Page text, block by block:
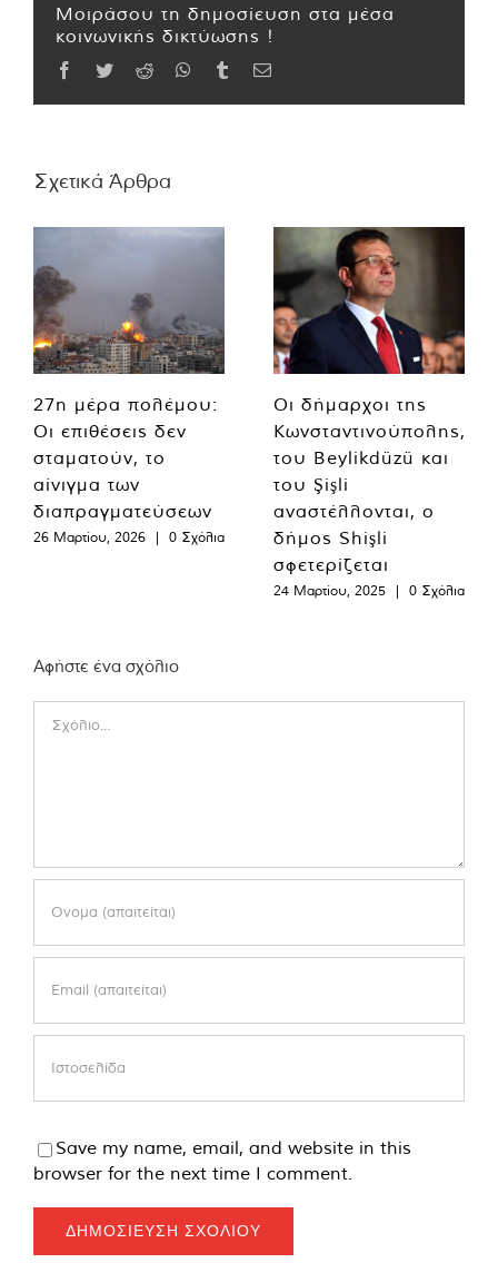
Μοιράσου τη δημοσίευση στα μέσα
κοινωνικής δικτύωσης !
Facebook
TwitterReddit WhatsApp
TumblrEmail
Σχετικά Άρθρα
27η μέρα πολέμου:
Οι επιθέσεις δεν
σταματούν, το
αίνιγμα των
διαπραγματεύσεων
26 Μαρτίου, 2026 | 0 Σχόλια
Οι δήμαρχοι της
Κωνσταντινούπολης,
του Beylikdüzü και
του Şişli
αναστέλλονται, ο
δήμος Shişli
σφετερίζεται
24 Μαρτίου, 2025 | 0 Σχόλια
Αφήστε ένα σχόλιο
Save my name, email, and website in this
browser for the next time I comment.